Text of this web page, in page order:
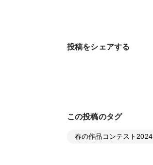
投稿をシェアする
この投稿のタグ
春の作品コンテスト2024